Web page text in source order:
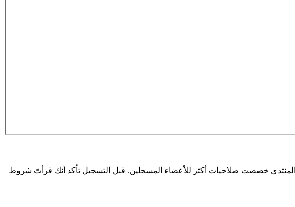
خصصت صلاحيات أكثر للأعضاء المسجلين. قبل التسجيل تأكد أنك قرأتَ شروط